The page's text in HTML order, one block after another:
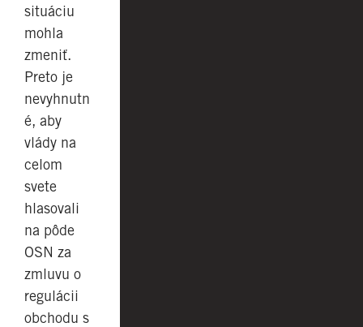
situáciu
mohla
zmeniť.
Preto je
nevyhnutn
é, aby
vlády na
celom
svete
hlasovali
na pôde
OSN za
zmluvu o
regulácii
obchodu s